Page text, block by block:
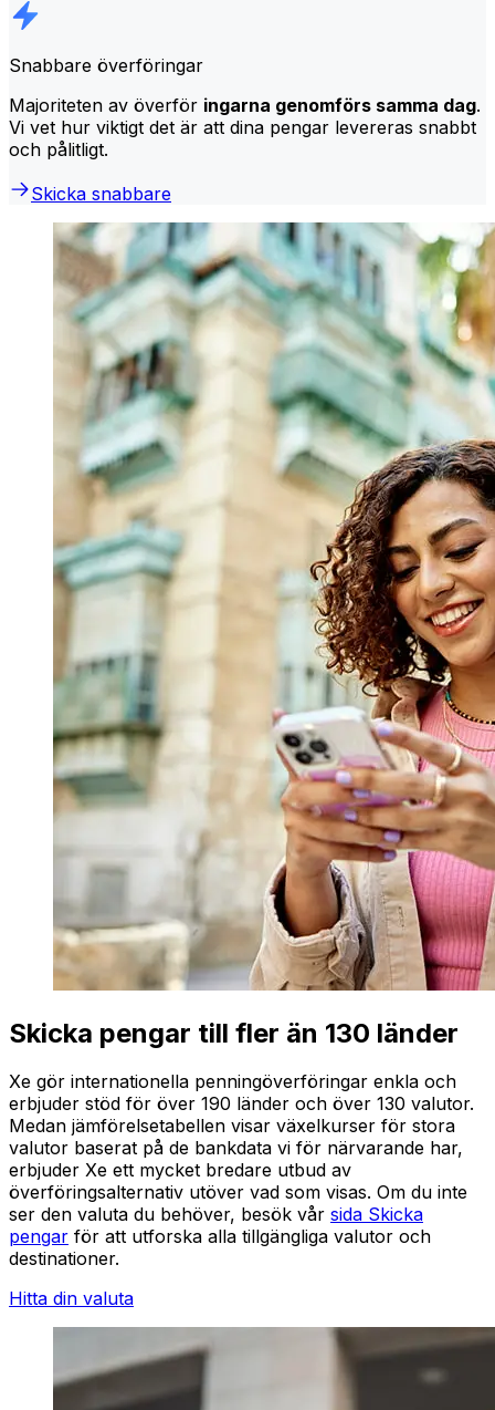
Snabbare överföringar
Majoriteten av överför ingarna genomförs samma dag.
Vi vet hur viktigt det är att dina pengar levereras snabbt
och pålitligt.
Skicka snabbare
Skicka pengar till fler än 130 länder
Xe gör internationella penningöverföringar enkla och
erbjuder stöd för över 190 länder och över 130 valutor.
Medan jämförelsetabellen visar växelkurser för stora
valutor baserat på de bankdata vi för närvarande har,
erbjuder Xe ett mycket bredare utbud av
överföringsalternativ utöver vad som visas. Om du inte
ser den valuta du behöver, besök vår sida Skicka
pengar för att utforska alla tillgängliga valutor och
destinationer.
Hitta din valuta